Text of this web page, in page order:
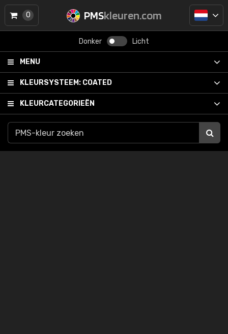
PMSkleuren.com
Donker Licht
MENU
KLEURSYSTEEM: COATED
KLEURCATEGORIEËN
0